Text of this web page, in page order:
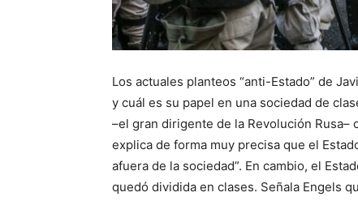
Los actuales planteos “anti-Estado” de
y cuál es su papel en una sociedad de
–el gran dirigente de la Revolución Rusa–
explica de forma muy precisa que el
afuera de la sociedad”. En cambio, el
quedó dividida en clases. Señala Engels